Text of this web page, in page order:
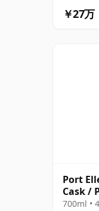
￥27万
Port
Cask /
700ml •